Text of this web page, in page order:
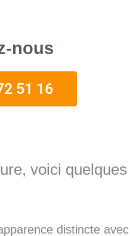
nous
51 16
voici
distincte